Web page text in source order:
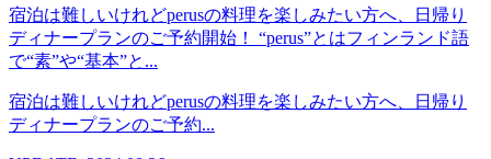
宿泊は難しいけれどperusの料理を楽しみたい方へ、日帰り
ディナープランのご予約開始！ “perus”とはフィンランド語
で“素”や“基本”と...
宿泊は難しいけれどperusの料理を楽しみたい方へ、日帰り
ディナープランのご予約...